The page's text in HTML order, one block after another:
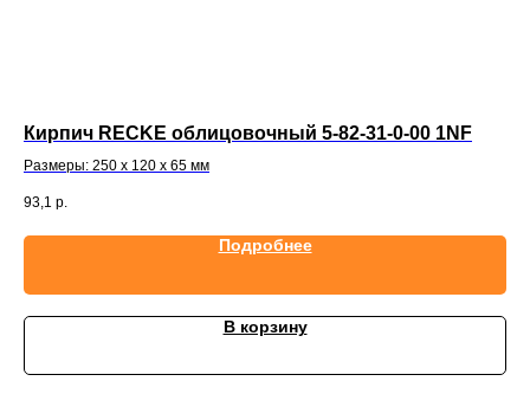
Кирпич RECKE облицовочный 5-82-31-0-00 1NF
Размеры: 250 х 120 х 65 мм
93,1 р.
Подробнее
В корзину